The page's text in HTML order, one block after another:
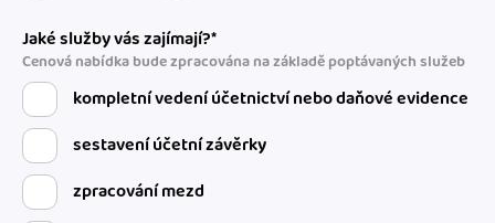
Jaké služby vás zajímají?*
Cenová nabídka bude zpracována na základě poptávaných služeb
kompletní vedení účetnictví nebo daňové evidence
sestavení účetní závěrky
zpracování mezd